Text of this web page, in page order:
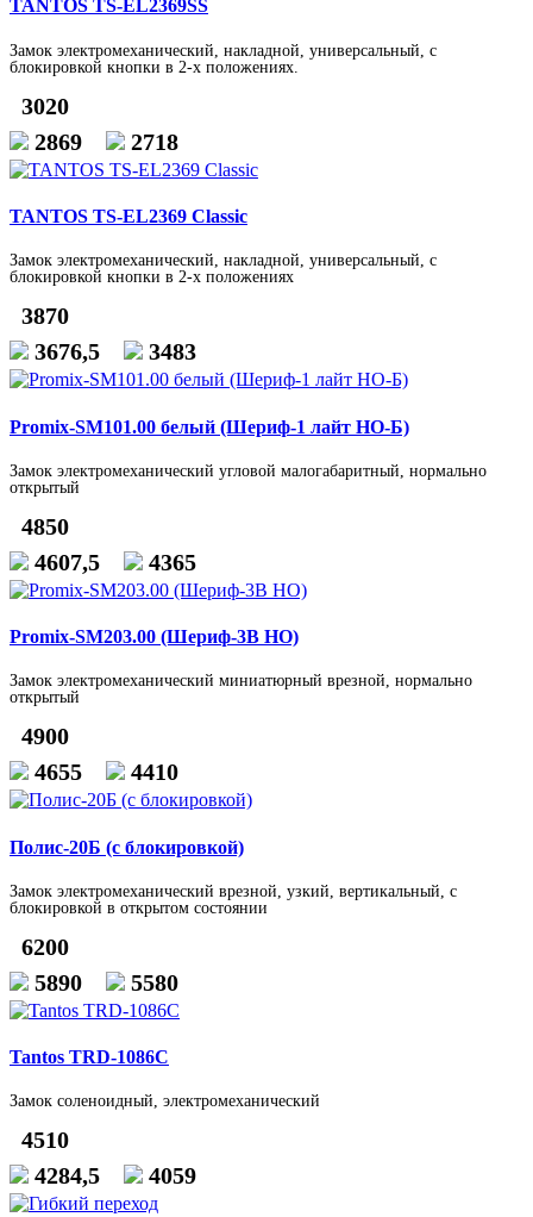
TANTOS TS-EL2369SS
Замок электромеханический, накладной, универсальный, с
блокировкой кнопки в 2-х положениях.
3020
2869
2718
TANTOS TS-EL2369 Classic
Замок электромеханический, накладной, универсальный, с
блокировкой кнопки в 2-х положениях
3870
3676,5
3483
Promix-SM101.00 белый (Шериф-1 лайт НО-Б)
Замок электромеханический угловой малогабаритный, нормально
открытый
4850
4607,5
4365
Promix-SM203.00 (Шериф-3В НО)
Замок электромеханический миниатюрный врезной, нормально
открытый
4900
4655
4410
Полис-20Б (с блокировкой)
Замок электромеханический врезной, узкий, вертикальный, с
блокировкой в открытом состоянии
6200
5890
5580
Tantos TRD-1086C
Замок соленоидный, электромеханический
4510
4284,5
4059